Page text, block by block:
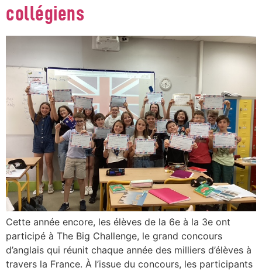
collégiens
Cette année encore, les élèves de la 6e à la 3e ont
participé à The Big Challenge, le grand concours
d’anglais qui réunit chaque année des milliers d’élèves à
travers la France. À l’issue du concours, les participants